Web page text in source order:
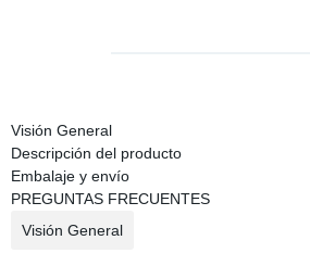
Visión General
Descripción del producto
Embalaje y envío
PREGUNTAS FRECUENTES
Visión General